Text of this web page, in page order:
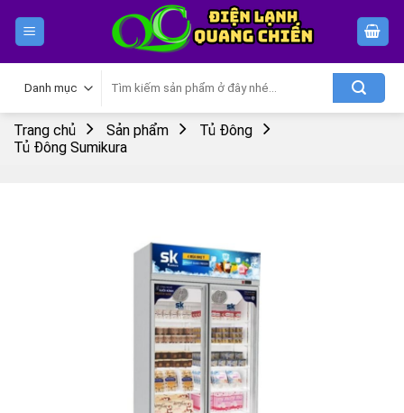
kiếm:
Trang chủ Sản phẩm
Tủ Đông
Tủ Đông Sumikura